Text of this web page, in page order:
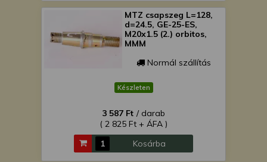
MTZ csapszeg L=128,
d=24.5, GE-25-ES,
M20x1.5 (2.) orbitos,
MMM
Normál szállítás
Készleten
3 587 Ft / darab
( 2 825 Ft + ÁFA )
Kosárba